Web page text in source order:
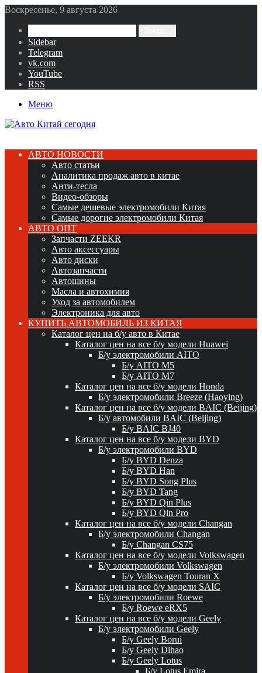
Воскресенье, 9 августа 2026
Sidebar
Telegram
vk.com
YouTube
RSS
Меню
АВТО НОВОСТИ
Авто статьи
Аналитика продаж авто в китае
Анти-тесла
Видео-обзоры
Самые дешевые электромобили Китая
Самые дорогие электромобили Китая
АВТО ОПТ
Запчасти ZEEKR
Авто аксессуары
Авто диски
Автозапчасти
Автошины
Масла и автохимия
Уход за автомобилем
Электроника для авто
КУПИТЬ АВТОМОБИЛЬ ИЗ КИТАЯ
Каталог цен на б/у авто в Китае
Каталог цен на все б/у модели Huawei
Б/у электромобили AITO
Б/у AITO M5
Б/у AITO M7
Каталог цен на все б/у модели Honda
Б/у электромобили Breeze (Haoying)
Каталог цен на все б/у модели BAIC (Beijing)
Б/у автомобили BAIC (Beijing)
Б/у BAIC BJ40
Каталог цен на все б/у модели BYD
Б/у электромобили BYD
Б/у BYD Denza
Б/у BYD Han
Б/у BYD Song Plus
Б/у BYD Tang
Б/у BYD Qin Plus
Б/у BYD Qin Pro
Каталог цен на все б/у модели Changan
Б/у электромобили Changan
Б/у Changan CS75
Каталог цен на все б/у модели Volkswagen
Б/у электромобили Volkswagen
Б/у Volkswagen Touran X
Каталог цен на все б/у модели SAIC
Б/у электромобили Roewe
Б/у Roewe eRX5
Каталог цен на все б/у модели Geely
Б/у электромобили Geely
Б/у Geely Borui
Б/у Geely Dihao
Б/у Geely Lotus
Б/у Lotus Emira